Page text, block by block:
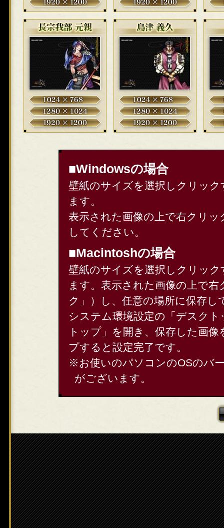
■Windowsの場合
壁紙のサイズを選択しクリッ
ます。
表示された画像の上で右クリ
してください。
■Macintoshの場合
壁紙のサイズを選択しクリッ
ます。表示された画像の上で
ク」）し、任意の場所に保存し
システム環境設定の「デスク
トップ」を開き、保存した画
プすると設定完了です。
※お使いのパソコンのOSのバ
がございます。